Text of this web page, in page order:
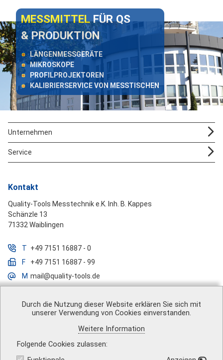
Durch die Nutzung dieser Website erklären Sie sich mit
unserer Verwendung von Cookies einverstanden.
Weitere Information
Folgende Cookies zulassen
MESSMITTELFÜR QS
& PRODUKTION
LÄNGENMESSGERÄTE
MIKROSKOPE
PROFILPROJEKTOREN
KALIBRIERSERVICE VON MESSTISCHEN
Kontakt
Quality-Tools Messtechnik e.K. Inh. B. Kappes
Schänzle 13
71332 Waiblingen
T +49 7151 16887 - 0
F
+49 7151 16887 - 99
M mail@quality-tools.de
Unternehmen
Service
| AGB | Datenschutz
| Versandkosten